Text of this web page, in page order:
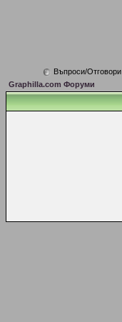
Въпроси/Отговори
Graphilla.com Форуми